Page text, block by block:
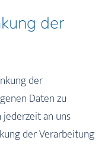
der
der
Daten zu
an uns
der Verarbeitung